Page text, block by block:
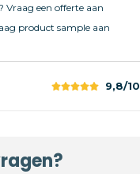
Vraag een offerte aan
product sample aan
9,8/10